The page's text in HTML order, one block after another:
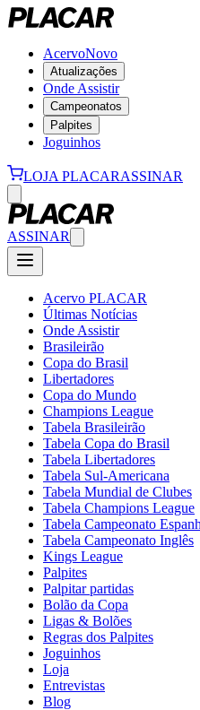
AcervoNovo
Atualizações
Onde Assistir
Campeonatos
Palpites
Joguinhos
LOJA PLACARASSINAR
ASSINAR
Acervo PLACAR
Últimas Notícias
Onde Assistir
Brasileirão
Copa do Brasil
Libertadores
Copa do Mundo
Champions League
Tabela Brasileirão
Tabela Copa do Brasil
Tabela Libertadores
Tabela Sul-Americana
Tabela Mundial de Clubes
Tabela Champions League
Tabela Campeonato
Tabela Campeonato Inglês
Kings League
Palpites
Palpitar partidas
Bolão da Copa
Ligas & Bolões
Regras dos Palpites
Joguinhos
Loja
Entrevistas
Blog